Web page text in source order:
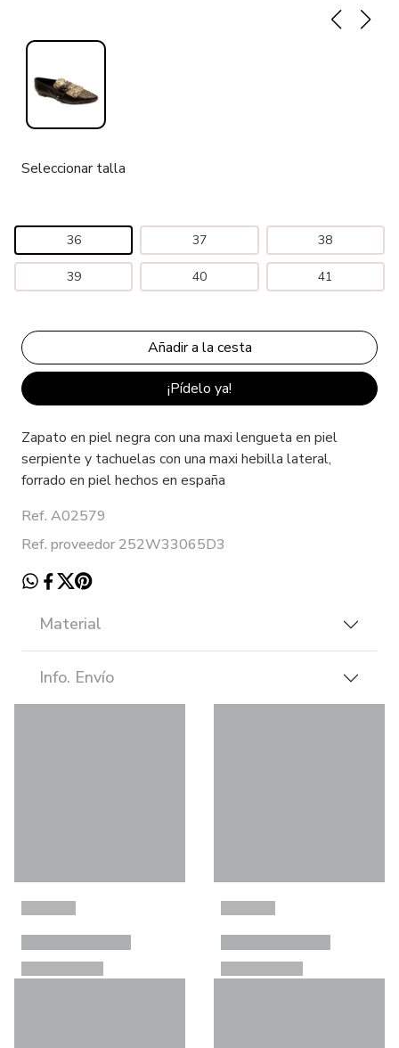
Seleccionar talla
36 37 38
39 40 41
¡Pídelo ya!
Zapato en piel negra con una maxi lengueta en piel
serpiente y tachuelas con una maxi hebilla lateral,
forrado en piel hechos en españa
Ref. A02579
Ref. proveedor 252W33065D3
Material
Info. Envío